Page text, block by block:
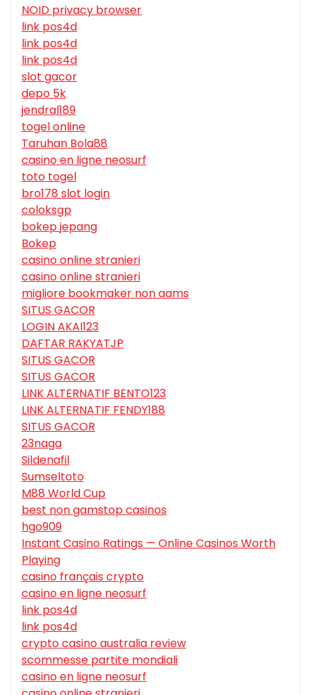
NOID privacy browser
link pos4d
link pos4d
link pos4d
slot gacor
depo 5k
jendral189
togel online
Taruhan Bola88
casino en ligne neosurf
toto togel
bro178 slot login
coloksgp
bokep jepang
Bokep
casino online stranieri
casino online stranieri
migliore bookmaker non aams
SITUS GACOR
LOGIN AKAI123
DAFTAR RAKYATJP
SITUS GACOR
SITUS GACOR
LINK ALTERNATIF BENTO123
LINK ALTERNATIF FENDY188
SITUS GACOR
23naga
Sildenafil
Sumseltoto
M88 World Cup
best non gamstop casinos
hgo909
Instant Casino Ratings — Online Casinos Worth
Playing
casino français crypto
casino en ligne neosurf
link pos4d
link pos4d
crypto casino australia review
scommesse partite mondiali
casino en ligne neosurf